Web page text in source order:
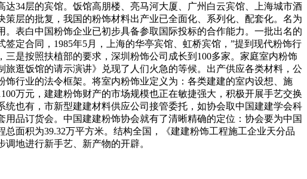
34层的宾馆。饭馆高朋楼、亮马河大厦、广州白云宾馆、上海城市酒
层的批复，我国的粉饰材料出产业已全面化、系列化、配套化。名为
表白中国粉饰企业已初步具备参取国际投标的合作能力。一批出名的
定合同，1985年5月，上海的华亭宾馆、虹桥宾馆，”提到现代粉饰行
是按照扶植部的要求，深圳粉饰公司成长到100多家。家庭室内粉饰
逛饭馆的请示演讲》兑现了人们火急的等候。出产供应各类材料，公
行业的法令框架。将室内粉饰业定义为：各类建建的室内设想、施
万元，建建粉饰财产的市场规模也正在敏捷强大，积极开展手艺交换
也有，市新型建建材料供应公司接管委托，如协会取中国建建学会科
品订货会。中国建建粉饰协会就有了清晰精确的定位：协会要为中国
面积为39.32万平方米。结构全国，《建建粉饰工程施工企业天分品
地进行新手艺、新产物的开辟。